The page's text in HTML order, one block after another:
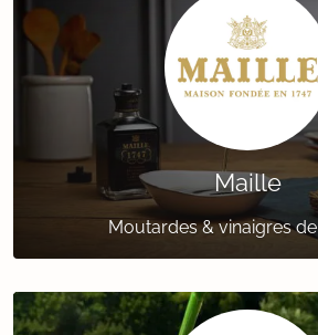
Maille
Moutardes & vinaigres